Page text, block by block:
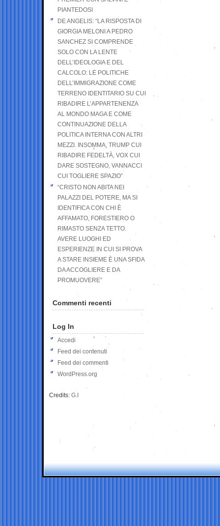
PIANTEDOSI
DE ANGELIS: “LA RISPOSTA DI
GIORGIA MELONI A PEDRO
SANCHEZ SI COMPRENDE
SOLO CON LA LENTE
DELL’IDEOLOGIA E DEL
CALCOLO: LE POLITICHE
DELL’IMMIGRAZIONE COME
TERRENO IDENTITARIO SU CUI
RIBADIRE L’APPARTENENZA
AL MONDO MAGA E COME
CONTINUAZIONE DELLA
POLITICA INTERNA CON ALTRI
MEZZI. INSOMMA, TRUMP CUI
RIBADIRE FEDELTÀ, VOX CUI
DARE SOSTEGNO, VANNACCI
CUI TOGLIERE SPAZIO”
“CRISTO NON ABITA NEI
PALAZZI DEL POTERE, MA SI
IDENTIFICA CON CHI È
AFFAMATO, FORESTIERO O
RIMASTO SENZA TETTO.
AVERE LUOGHI ED
ESPERIENZE IN CUI SI PROVA
A STARE INSIEME È UNA SFIDA
DA ACCOGLIERE E DA
PROMUOVERE”
Commenti recenti
Log In
Accedi
Feed dei contenuti
Feed dei commenti
WordPress.org
Credits: G.I